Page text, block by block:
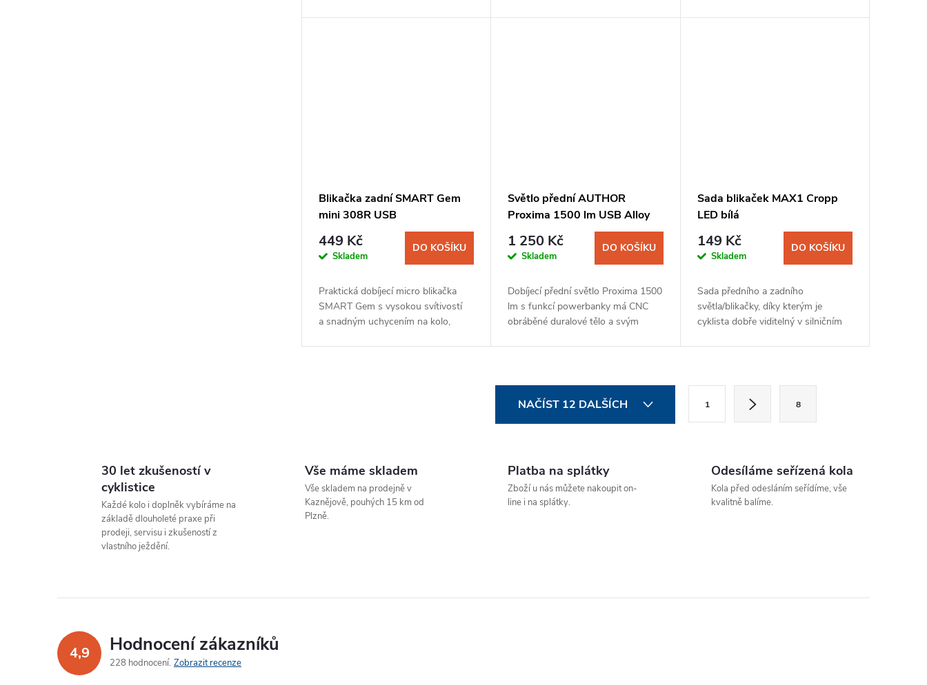
Blikačka zadní SMART Gem
mini 308R USB
449 Kč
Skladem
DO KOŠÍKU
Praktická dobíjecí micro blikačka
SMART Gem s vysokou svítivostí
a snadným uchycením na kolo,
Světlo přední AUTHOR
Proxima 1500 lm USB Alloy
1 250 Kč
Skladem
DO KOŠÍKU
Dobíjecí přední světlo Proxima 1500
lm s funkcí powerbanky má CNC
obráběné duralové tělo a svým
Sada blikaček MAX1 Cropp
LED bílá
149 Kč
Skladem
DO KOŠÍKU
Sada předního a zadního
světla/blikačky, díky kterým je
cyklista dobře viditelný v silničním
á
d
í
NAČÍST 12 DALŠÍCH
n
1 8
30 let zkušeností v
cyklistice
Každé kolo i doplněk vybíráme na
základě dlouholeté praxe při
prodeji, servisu i zkušeností z
vlastního ježdění.
Vše máme skladem
Vše skladem na prodejně v
Kaznějově, pouhých 15 km od
Plzně.
Platba na splátky
Zboží u nás můžete nakoupit on-
line i na splátky.
Odesíláme seřízená kola
Kola před odesláním seřídíme, vše
kvalitně balíme.
4,9 Hodnocení zákazníků
228 hodnocení Zobrazit recenze